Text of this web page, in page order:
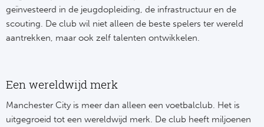
geïnvesteerd in de jeugdopleiding, de infrastructuur en de
scouting. De club wil niet alleen de beste spelers ter wereld
aantrekken, maar ook zelf talenten ontwikkelen.
Een wereldwijd merk
Manchester City is meer dan alleen een voetbalclub. Het is
uitgegroeid tot een wereldwijd merk. De club heeft miljoenen